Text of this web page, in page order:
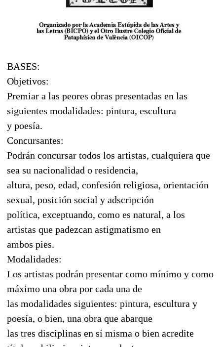
BASES:
Objetivos:
Premiar a las peores obras presentadas en las
siguientes modalidades: pintura, escultura
y poesía.
Concursantes:
Podrán concursar todos los artistas, cualquiera que
sea su nacionalidad o residencia,
altura, peso, edad, confesión religiosa, orientación
sexual, posición social y adscripción
política, exceptuando, como es natural, a los
artistas que padezcan astigmatismo en
ambos pies.
Modalidades:
Los artistas podrán presentar como mínimo y como
máximo una obra por cada una de
las modalidades siguientes: pintura, escultura y
poesía, o bien, una obra que abarque
las tres disciplinas en sí misma o bien acredite